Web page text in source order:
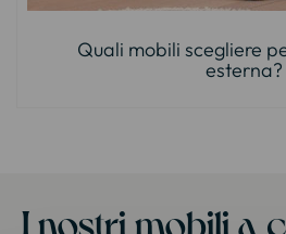
Quali mobili scegliere
esterna?
I nostri mobili a